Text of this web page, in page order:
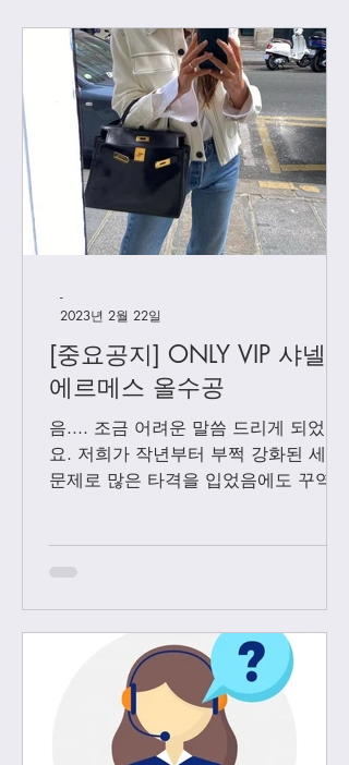
[우버급 슈즈] 샤넬 발레
리나 / 슬링백
[중요공지] ONLY VIP 샤넬 +
에르메스 올수공
음.... 조금 어려운 말씀 드리게 되었어
요. 저희가 작년부터 부쩍 강화된 세관
문제로 많은 타격을 입었음에도 꾸역꾸
다. Vip...
-
2023년 2월 22일